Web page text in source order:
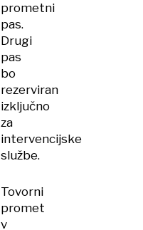
prometni
pas.
Drugi
pas
bo
rezerviran
izključno
za
intervencijske
službe.
Tovorni
promet
v